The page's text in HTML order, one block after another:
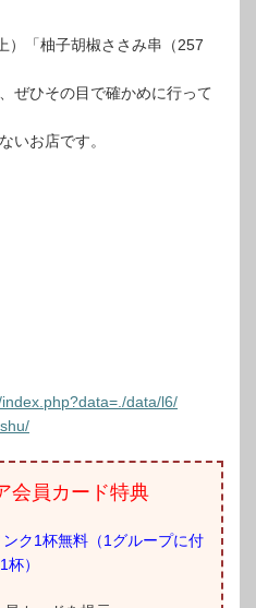
）「柚子胡椒ささみ串（257
ぜひその目で確かめに行って
いお店です。
data/l6/
会員カード特典
ク1杯無料（1グループに付
杯）